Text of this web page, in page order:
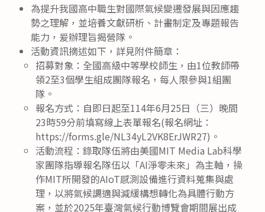
為提升我國高中職生對國際氣候變遷發展與因應趨
勢之理解，並培養文獻研析、計畫制定及專題報告
能力，爰辦理旨揭營隊。
活動資訊摘述如下，詳見附件簡章：
招募對象：全國高級中等學校師生，由1位教師帶
領2至3個學生組成團隊報名，每人限參與1組團
隊。
報名方式：自即日起至114年6月25日（三）晚間
23時59分前填寫線上表單報名(報名網址：
https://forms.gle/NL34yL2VK8ErJWR27)。
活動流程：錄取隊伍將由美國MIT Media Lab科學
家團隊指導報名隊伍以「AI淨零未來」為主軸，操
作MIT所開發的AIoT感測設備進行資料蒐集與處
理，以將氣候調適與減緩構想轉化為具體行動方
案，並於2025年臺灣氣候行動博覽會期間展出成